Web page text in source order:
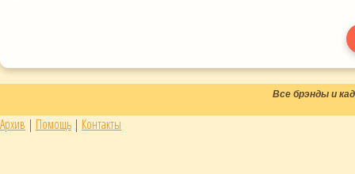
Все брэнды и
Архив | Помощь | Контакты